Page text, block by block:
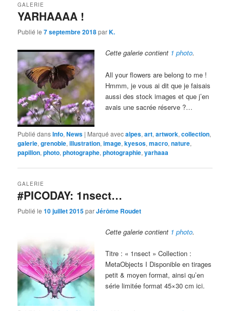
YARHAAAA !
GALERIE
Publié le7 septembre 2018parK.
Cette galerie contient 1 photo.
All your flowers are belong to me !
Hmmm, je vous ai dit que je faisais
aussi des stock images et que j’en
avais une sacrée réserve ?…
Publié dansInfo,News | Marqué avecalpes,art,artwork,collection,
galerie,grenoble,illustration,image,kyesos,macro,nature,
papillon,photo,photographe,photographie,yarhaaa
#PICODAY: 1nsect…
GALERIE
Publié le10 juillet 2015parJérôme Roudet
Cette galerie contient 1 photo.
Titre : « 1nsect » Collection :
MetaObjects I Disponible en tirages
petit & moyen format, ainsi qu’en
série limitée format 45×30 cm ici.